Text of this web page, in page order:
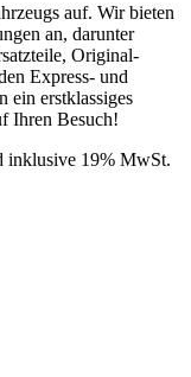
auf. Wir bieten
an, darunter
Original-
Express- und
ein erstklassiges
Ihren Besuch!
inklusive 19% MwSt.